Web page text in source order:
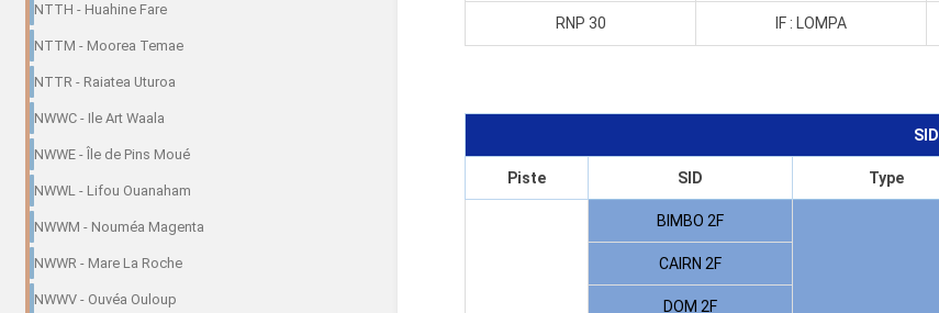
NTTH - Huahine Fare
NTTM - Moorea Temae
NTTR - Raiatea Uturoa
NWWC - Ile Art Waala
NWWE - Île de Pins Moué
NWWL - Lifou Ouanaham
NWWM - Nouméa Magenta
NWWR - Mare La Roche
NWWV - Ouvéa Ouloup
RNP 30 IF : LOMPA
SID
Piste SID Type
BIMBO 2F
CAIRN 2F
DOM 2F